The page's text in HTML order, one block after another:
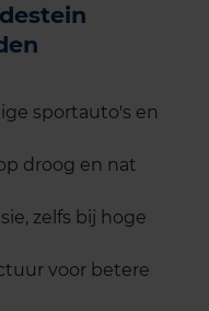
sportauto's en
droog en nat
zelfs bij hoge
voor betere